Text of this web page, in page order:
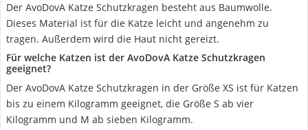
Der AvoDovA Katze Schutzkragen besteht aus Baumwolle.
Dieses Material ist für die Katze leicht und angenehm zu
tragen. Außerdem wird die Haut nicht gereizt.
Für welche Katzen ist der AvoDovA Katze Schutzkragen
geeignet?
Der AvoDovA Katze Schutzkragen in der Größe XS ist für Katzen
bis zu einem Kilogramm geeignet, die Größe S ab vier
Kilogramm und M ab sieben Kilogramm.